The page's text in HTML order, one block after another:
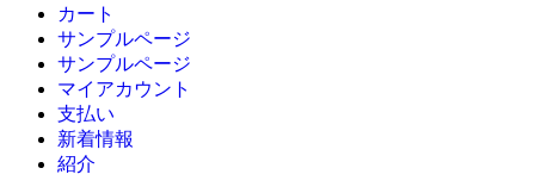
カート
サンプルページ
サンプルページ
マイアカウント
支払い
新着情報
紹介